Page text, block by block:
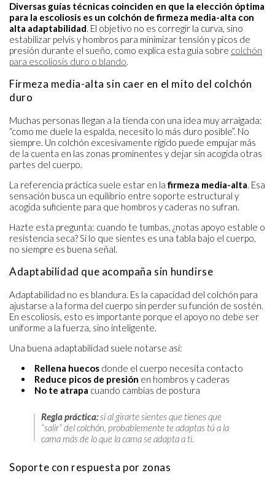
Diversas guías técnicas coinciden en que la elección óptima
para la escoliosis es un colchón de firmeza media-alta con
alta adaptabilidad. El objetivo no es corregir la curva, sino
estabilizar pelvis y hombros para minimizar tensión y picos de
presión durante el sueño, como explica esta guía sobre colchón
para escoliosis duro o blando.
Firmeza media-alta sin caer en el mito del colchón
duro
Muchas personas llegan a la tienda con una idea muy arraigada:
“como me duele la espalda, necesito lo más duro posible”. No
siempre. Un colchón excesivamente rígido puede empujar más
de la cuenta en las zonas prominentes y dejar sin acogida otras
partes del cuerpo.
La referencia práctica suele estar en lafirmeza media-alta. Esa
sensación busca un equilibrio entre soporte estructural y
acogida suficiente para que hombros y caderas no sufran.
Hazte esta pregunta: cuando te tumbas, ¿notas apoyo estable o
resistencia seca? Si lo que sientes es una tabla bajo el cuerpo,
no siempre es buena señal.
Adaptabilidad que acompaña sin hundirse
Adaptabilidad no es blandura. Es la capacidad del colchón para
ajustarse a la forma del cuerpo sin perder su función de sostén.
En escoliosis, esto es importante porque el apoyo no debe ser
uniforme a la fuerza, sino inteligente.
Una buena adaptabilidad suele notarse así:
Rellena huecos donde el cuerpo necesita contacto
Reduce picos de presión en hombros y caderas
No te atrapa cuando cambias de postura
Regla práctica:si al girarte sientes que tienes que
“salir” del colchón, probablemente te adaptas tú a la
cama más de lo que la cama se adapta a ti.
Soporte con respuesta por zonas